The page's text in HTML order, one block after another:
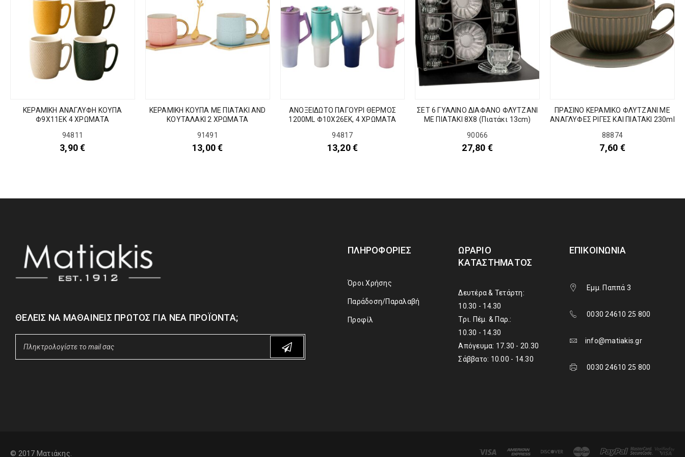
ΚΕΡΑΜΙΚΗ ΑΝΑΓΛΥΦΗ ΚΟΥΠΑ
Φ9Χ11ΕΚ 4 ΧΡΩΜΑΤΑ
94811
3,90€
ΚΕΡΑΜΙΚΗ ΚΟΥΠΑ ΜΕ ΠΙΑΤΑΚΙ AND
ΚΟΥΤΑΛΑΚΙ 2 ΧΡΩΜΑΤΑ
91491
13,00€
ΑΝΟΞΕΙΔΩΤΟ ΠΑΓΟΥΡΙ ΘΕΡΜΟΣ
1200ML Φ10Χ26ΕΚ, 4 ΧΡΩΜΑΤΑ
94817
13,20€
ΣΕΤ 6 ΓΥΑΛΙΝΟ ΔΙΑΦΑΝΟ ΦΛΥΤΖΑΝΙ
ΜΕ ΠΙΑΤΑΚΙ 8Χ8 (Πιατάκι 13cm)
90066
27,80 €
ΠΡΑΣΙΝΟ ΚΕΡΑΜΙΚΟ ΦΛΥΤΖΑΝΙ ΜΕ
ΑΝΑΓΛΥΦΕΣ ΡΙΓΕΣ ΚΑΙ ΠΙΑΤΑΚΙ 230ml
88874
7,60 €
ΘΈΛΕΙΣ ΝΑ ΜΑΘΑΊΝΕΙΣ ΠΡΏΤΟΣ ΓΙΑ ΝΈΑ ΠΡΟΪΌΝΤΑ;
ΠΛΗΡΟΦΟΡΊΕΣ
Όροι Χρήσης
Παράδοση/Παραλαβή
Προφίλ
ΩΡΆΡΙΟ
ΚΑΤΑΣΤΉΜΑΤΟΣ
Δευτέρα & Τετάρτη:
10.30 - 14.30
Τρι. Πέμ. & Παρ.:
10.30 - 14.30
Απόγευμα: 17.30 - 20.30
Σάββατο: 10.00 - 14.30
ΕΠΙΚΟΙΝΩΝΊΑ
Εμμ. Παππά 3
0030 24610 25 800
info@matiakis.gr
0030 24610 25 800
© 2017 Ματιάκης.